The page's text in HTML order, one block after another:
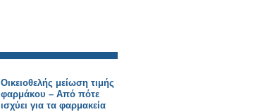
Οικειοθελής μείωση τιμής
φαρμάκου – Από πότε
ισχύει για τα φαρμακεία